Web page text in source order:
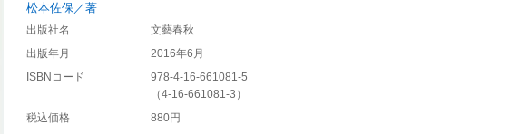
松本佐保／著
出版社名
文藝春秋
出版年月
2016年6月
ISBNコード
978-4-16-661081-5
（4-16-661081-3 ）
税込価格
880円